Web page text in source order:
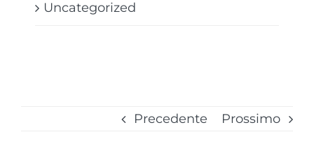
Precedente Prossimo
Uncategorized